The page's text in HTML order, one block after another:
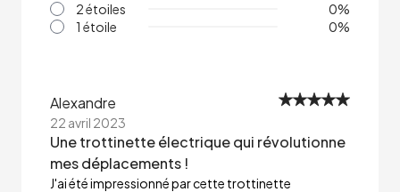
2 étoiles
0%
1 étoile
0%
Alexandre
22 avril 2023
Une trottinette électrique qui révolutionne
mes déplacements !
J'ai été impressionné par cette trottinette